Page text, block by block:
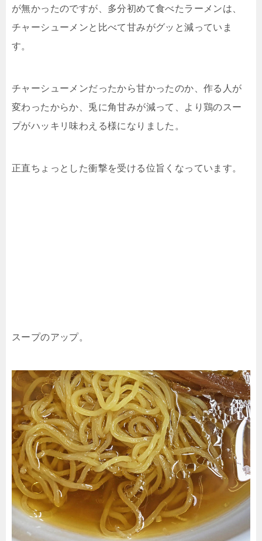
が無かったのですが、多分初めて食べたラーメンは、
チャーシューメンと比べて甘みがグッと減っていま
す。
チャーシューメンだったから甘かったのか、作る人が
変わったからか、兎に角甘みが減って、より鶏のスー
プがハッキリ味わえる様になりました。
正直ちょっとした衝撃を受ける位旨くなっています。
スープのアップ。